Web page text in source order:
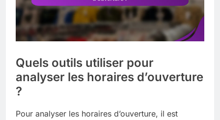
Quels outils utiliser pour
analyser les horaires d’ouverture
?
Pour analyser les horaires d’ouverture, il est